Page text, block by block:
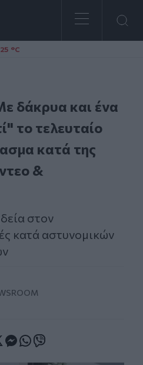
25 °C
δάκρυα και ένα
το τελευταίο
κατά της
&
στον
κατά αστυνομικών